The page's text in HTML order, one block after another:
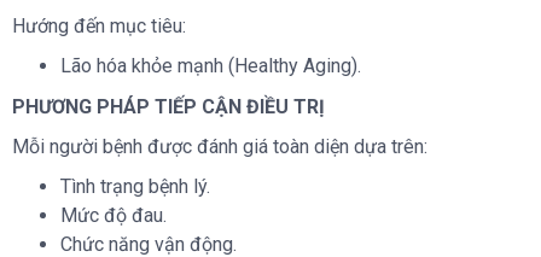
Hướng đến mục tiêu:
Lão hóa khỏe mạnh (Healthy Aging).
PHƯƠNG PHÁP TIẾP CẬN ĐIỀU TRỊ
Mỗi người bệnh được đánh giá toàn diện dựa trên:
Tình trạng bệnh lý.
Mức độ đau.
Chức năng vận động.